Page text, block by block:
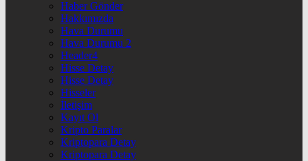
Haber Gönder
Hakkımızda
Hava Durumu
Hava Durumu 2
Header4
Hisse Detay
Hisse Detay
Hisseler
İletişim
Kayıt Ol
Kripto Paralar
Kriptopara Detay
Kriptopara Detay